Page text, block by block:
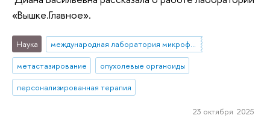
«Вышке.Главное».
Наука
международная лаборатория микрофизиологических систем
метастазирование
опухолевые органоиды
персонализированная терапия
23 октября 2025